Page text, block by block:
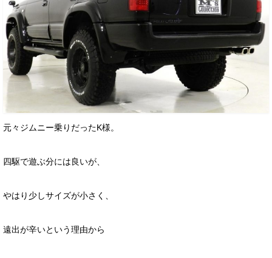
元々ジムニー乗りだったK様。
四駆で遊ぶ分には良いが、
やはり少しサイズが小さく、
遠出が辛いという理由から